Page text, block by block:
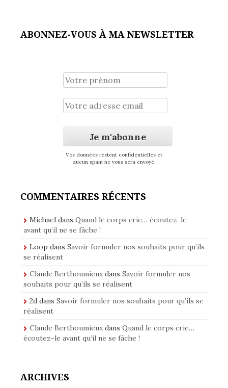
ABONNEZ-VOUS À MA NEWSLETTER
Vos données restent confidentielles et
aucun spam ne vous sera envoyé.
COMMENTAIRES RÉCENTS
Michael dans Quand le corps crie… écoutez-le
avant qu’il ne se fâche !
Loop dans Savoir formuler nos souhaits pour qu’ils
se réalisent
Claude Berthoumieuxdans Savoir formuler nos
souhaits pour qu’ils se réalisent
2d dans Savoir formuler nos souhaits pour qu’ils se
réalisent
Claude Berthoumieuxdans Quand le corps crie…
écoutez-le avant qu’il ne se fâche !
ARCHIVES